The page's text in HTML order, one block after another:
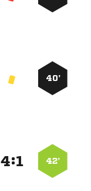
40’
42’
: